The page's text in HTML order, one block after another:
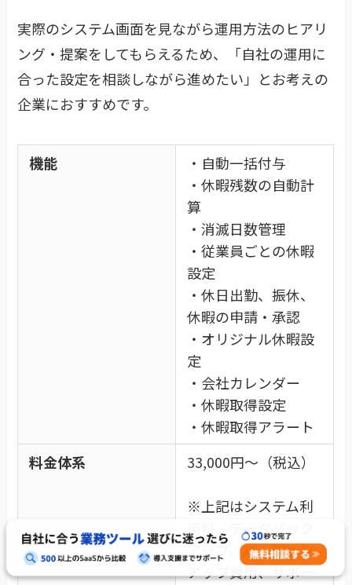
実際のシステム画面を見ながら運用方法のヒアリ
ング・提案をしてもらえるため、「自社の運用に
合った設定を相談しながら進めたい」とお考えの
企業におすすめです。
機能
・自動一括付与
・休暇残数の自動計
算
・消滅日数管理
・従業員ごとの休暇
設定
・休日出勤、振休、
休暇の申請・承認
・オリジナル休暇設
定
・会社カレンダー
・休暇取得設定
・休暇取得アラート
料金体系
33,000円～（税込）
※上記はシステム利
用料、データバック
アップ、バージョン
アップ費用、サポー